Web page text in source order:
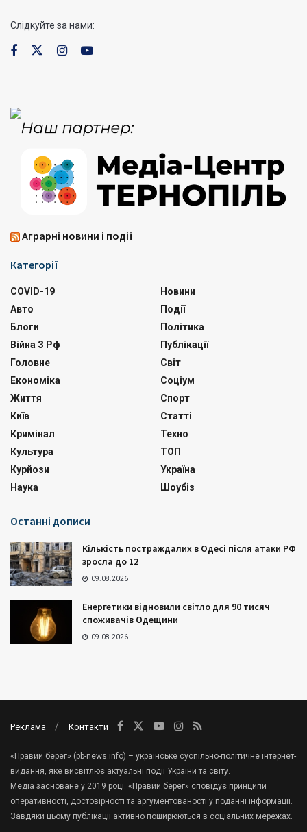
Слідкуйте за нами:
Аграрні новини і події
Категорії
COVID-19
Авто
Блоги
Війна З Рф
Головне
Економіка
Життя
Київ
Кримінал
Культура
Курйози
Наука
Новини
Події
Політика
Публікації
Світ
Соціум
Спорт
Статті
Техно
ТОП
Україна
Шоубіз
Останні дописи
Кількість постраждалих в Одесі після атаки РФ
зросла до 12
09.08.2026
Енергетики відновили світло для 90 тисяч
споживачів Одещини
09.08.2026
Реклама Контакти
«Правий берег» (pb-news.info) – українське суспільно-політичне інтернет-
видання, яке висвітлює актуальні події України та світу.
Медіа засноване у 2019 році. «Правий берег» сповідує принципи
оперативності, достовірності та аргументованості у поданні інформації.
Завдяки цьому публікації активно поширюються в соціальних мережах.